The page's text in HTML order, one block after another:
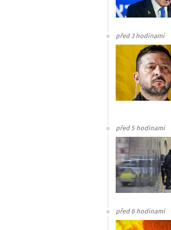
před 3 hodinami
před 5 hodinami
před 6 hodinami